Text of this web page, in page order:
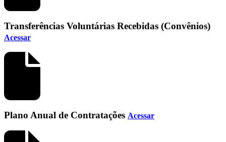
Transferências Voluntárias Recebidas (Convênios)
Acessar
Plano Anual de Contratações Acessar